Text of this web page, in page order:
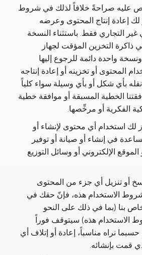
عليه صراحةً خلافاً لذلك في شروط
لك إعادة إنتاج المحتوى وعرضه
التجاري فقط. باستثناء النسخة
ذاكرة التخزين المؤقت لجهاز
واحدة دائمة للرجوع إليها
المحتوى أو تخزينه أو إعادة إنتاجه
بأي شكل أو بأي وسيلة سواء كلياً
الخطية المسبقة أو موافقة خطية
الفكرية أو مرخِّصها.
استخدام أي محتوى لإنشاء أو
في إنشاء أو صيانة أو توفير
الإلكتروني أو وسائل التوزيع
أو تنزيل أي جزء من المحتوى
شروط الاستخدام هذه، فإنّ حقك في
بنا (بما في ذلك على النحو
الاستخدام هذه) سيتوقف فوراً
نراه مناسباً، إعادة أو إتلاف أي
قمت بإنشائه.